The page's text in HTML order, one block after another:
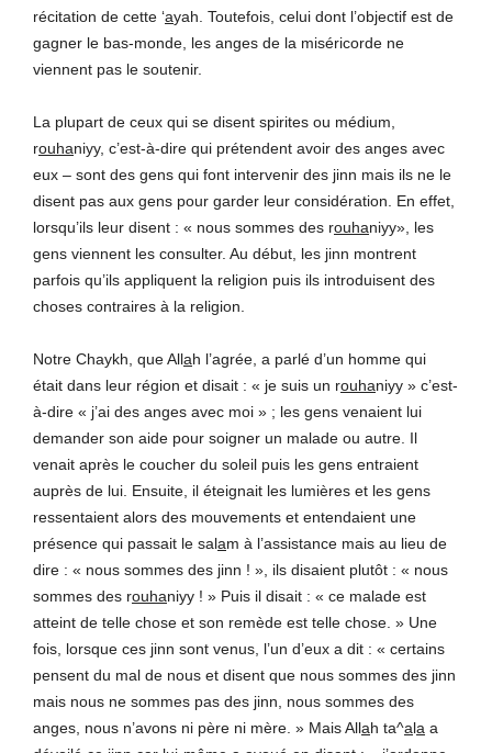
récitation de cette ‘ayah. Toutefois, celui dont l’objectif est de
gagner le bas-monde, les anges de la miséricorde ne
viennent pas le soutenir.
La plupart de ceux qui se disent spirites ou médium,
rouhaniyy, c’est-à-dire qui prétendent avoir des anges avec
eux – sont des gens qui font intervenir des jinn mais ils ne le
disent pas aux gens pour garder leur considération. En effet,
lorsqu’ils leur disent : « nous sommes des rouhaniyy», les
gens viennent les consulter. Au début, les jinn montrent
parfois qu’ils appliquent la religion puis ils introduisent des
choses contraires à la religion.
Notre Chaykh, que Allah l’agrée, a parlé d’un homme qui
était dans leur région et disait : « je suis un rouhaniyy » c’est-
à-dire « j’ai des anges avec moi » ; les gens venaient lui
demander son aide pour soigner un malade ou autre. Il
venait après le coucher du soleil puis les gens entraient
auprès de lui. Ensuite, il éteignait les lumières et les gens
ressentaient alors des mouvements et entendaient une
présence qui passait le salam à l’assistance mais au lieu de
dire : « nous sommes des jinn ! », ils disaient plutôt : « nous
sommes des rouhaniyy ! » Puis il disait : « ce malade est
atteint de telle chose et son remède est telle chose. » Une
fois, lorsque ces jinn sont venus, l’un d’eux a dit : « certains
pensent du mal de nous et disent que nous sommes des jinn
mais nous ne sommes pas des jinn, nous sommes des
anges, nous n’avons ni père ni mère. » Mais Allah ta^ala a